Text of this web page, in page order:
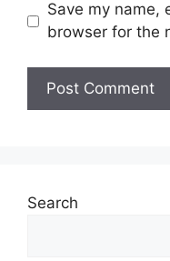
Save my name,
browser for the
Search